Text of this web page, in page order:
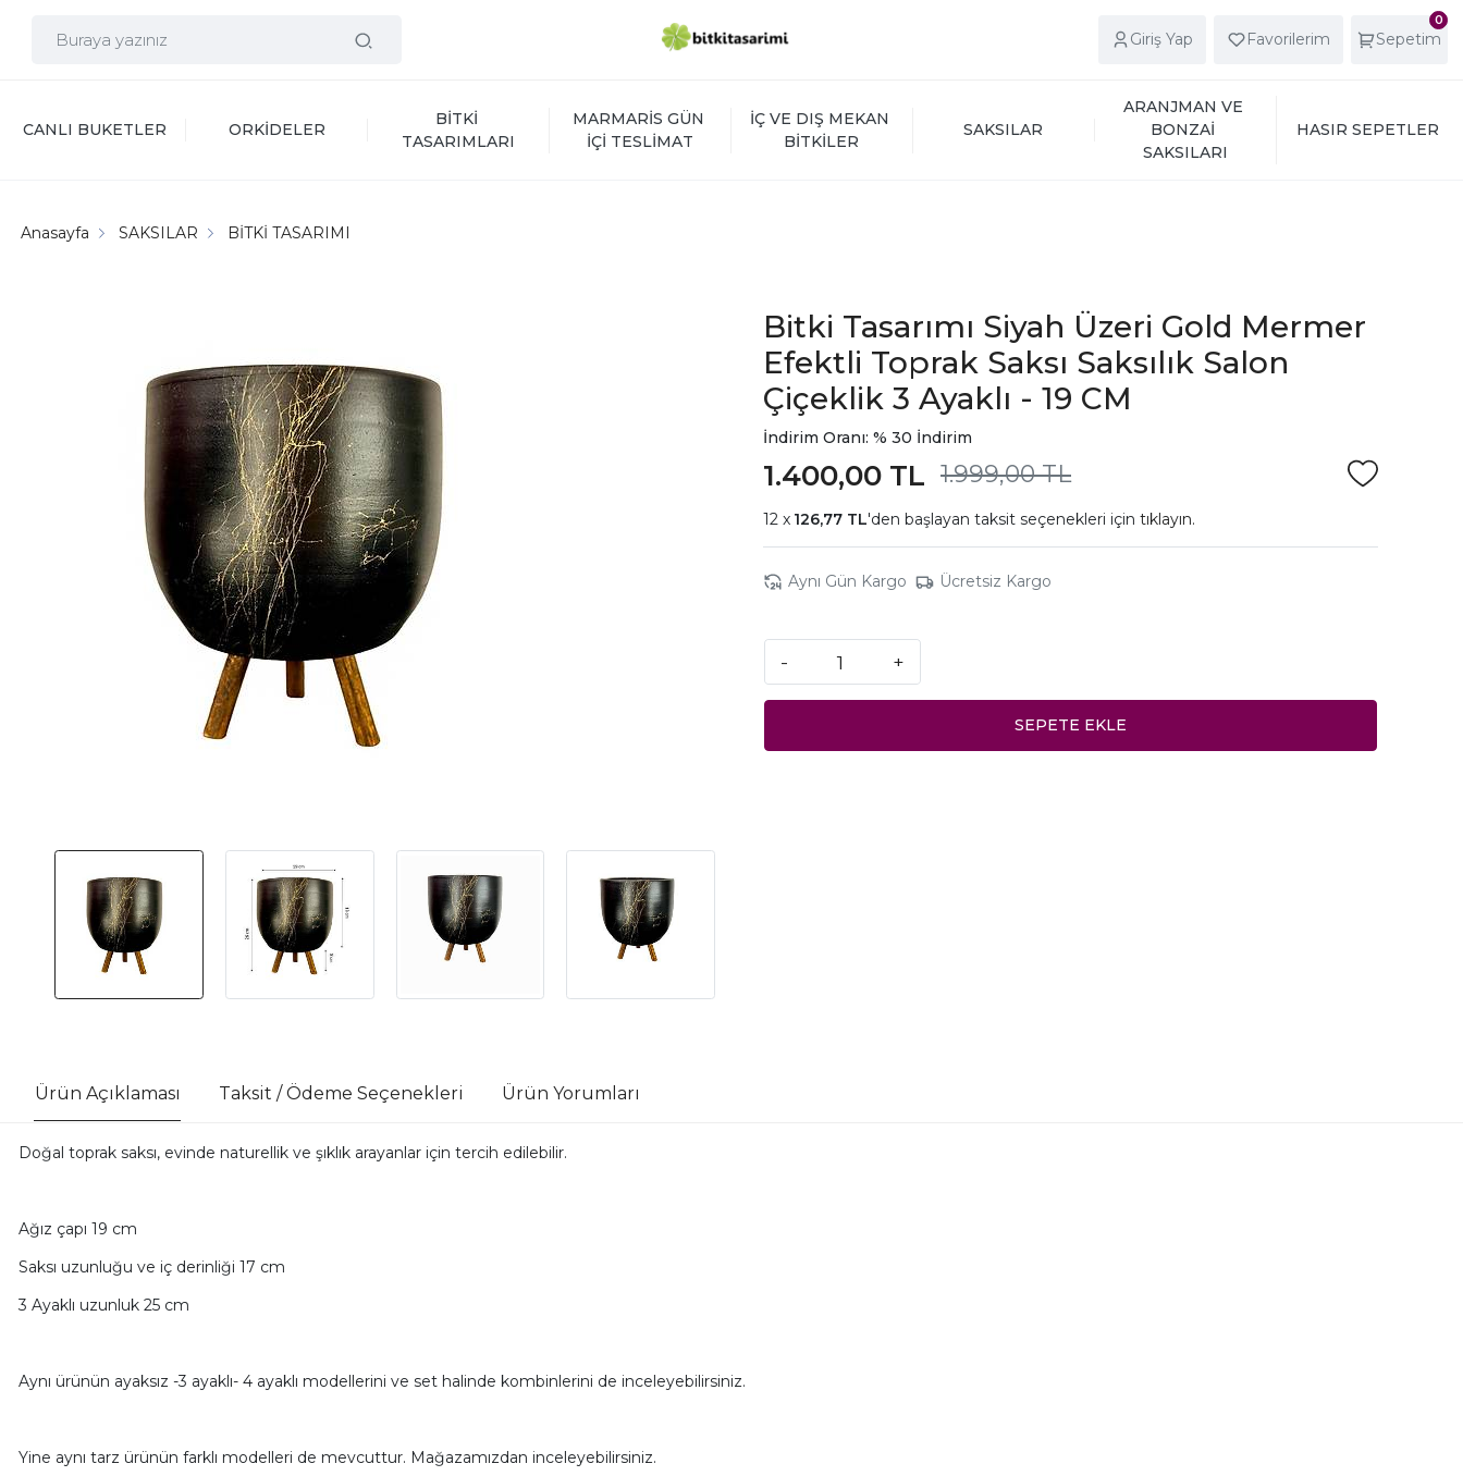
Giriş Yap Favorilerim
0
Sepetim
CANLI BUKETLER ORKİDELER
BİTKİ
TASARIMLARI
MARMARİS GÜN
İÇİ TESLİMAT
İÇ VE DIŞ MEKAN
BİTKİLER
SAKSILAR
ARANJMAN VE
BONZAİ
SAKSILARI
HASIR SEPETLER
Anasayfa SAKSILAR BİTKİ TASARIMI
Bitki Tasarımı Siyah Üzeri Gold Mermer
Efektli Toprak Saksı Saksılık Salon
Çiçeklik 3 Ayaklı - 19 CM
İndirim Oranı: % 30 İndirim
1.999,00 TL
1.400,00 TL
126,77 TL'den başlayan taksit seçenekleri için tıklayın.
Aynı Gün Kargo Ücretsiz Kargo
- +
SEPETE EKLE
Ürün Açıklaması Taksit / Ödeme Seçenekleri Ürün Yorumları
Doğal toprak saksı, evinde naturellik ve şıklık arayanlar için tercih edilebilir.
Ağız çapı 19 cm
Saksı uzunluğu ve iç derinliği 17 cm
3 Ayaklı uzunluk 25 cm
Aynı ürünün ayaksız -3 ayaklı- 4 ayaklı modellerini ve set halinde kombinlerini de inceleyebilirsiniz.
Yine aynı tarz ürünün farklı modelleri de mevcuttur. Mağazamızdan inceleyebilirsiniz.